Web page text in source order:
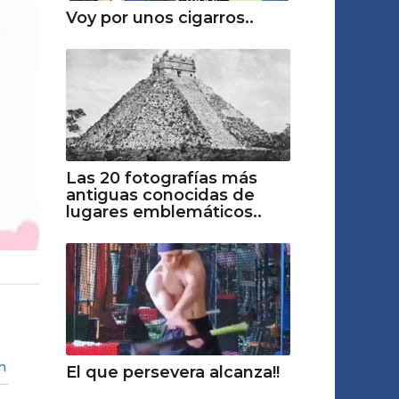
Voy por unos cigarros..
Las 20 fotografías más
antiguas conocidas de
lugares emblemáticos..
El que persevera alcanza!!